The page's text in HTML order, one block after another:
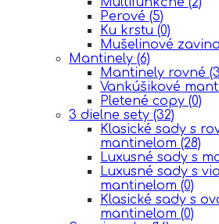
Perové (5)
Ku krstu (0)
Mušelinové
Mantinely (6)
Mantinely rovné
Vankúšikové
Pletené copy (0)
3 dielne sety (32)
Klasické sady s
mantinelom (28)
Luxusné sady s
Luxusné sady s
mantinelom (0)
Klasické sady s
mantinelom (0)